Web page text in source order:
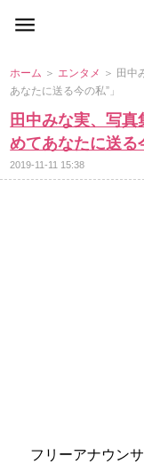
ホーム ＞ エンタメ ＞ 田中
あなたに送る今の私”」
田中みな実、写
めてあなたに送る
2019-11-11 15:38
フリーアナウン